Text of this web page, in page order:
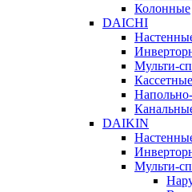
Колонные
DAICHI
Мульти-
Кассетные
DAIKIN
Мульти-